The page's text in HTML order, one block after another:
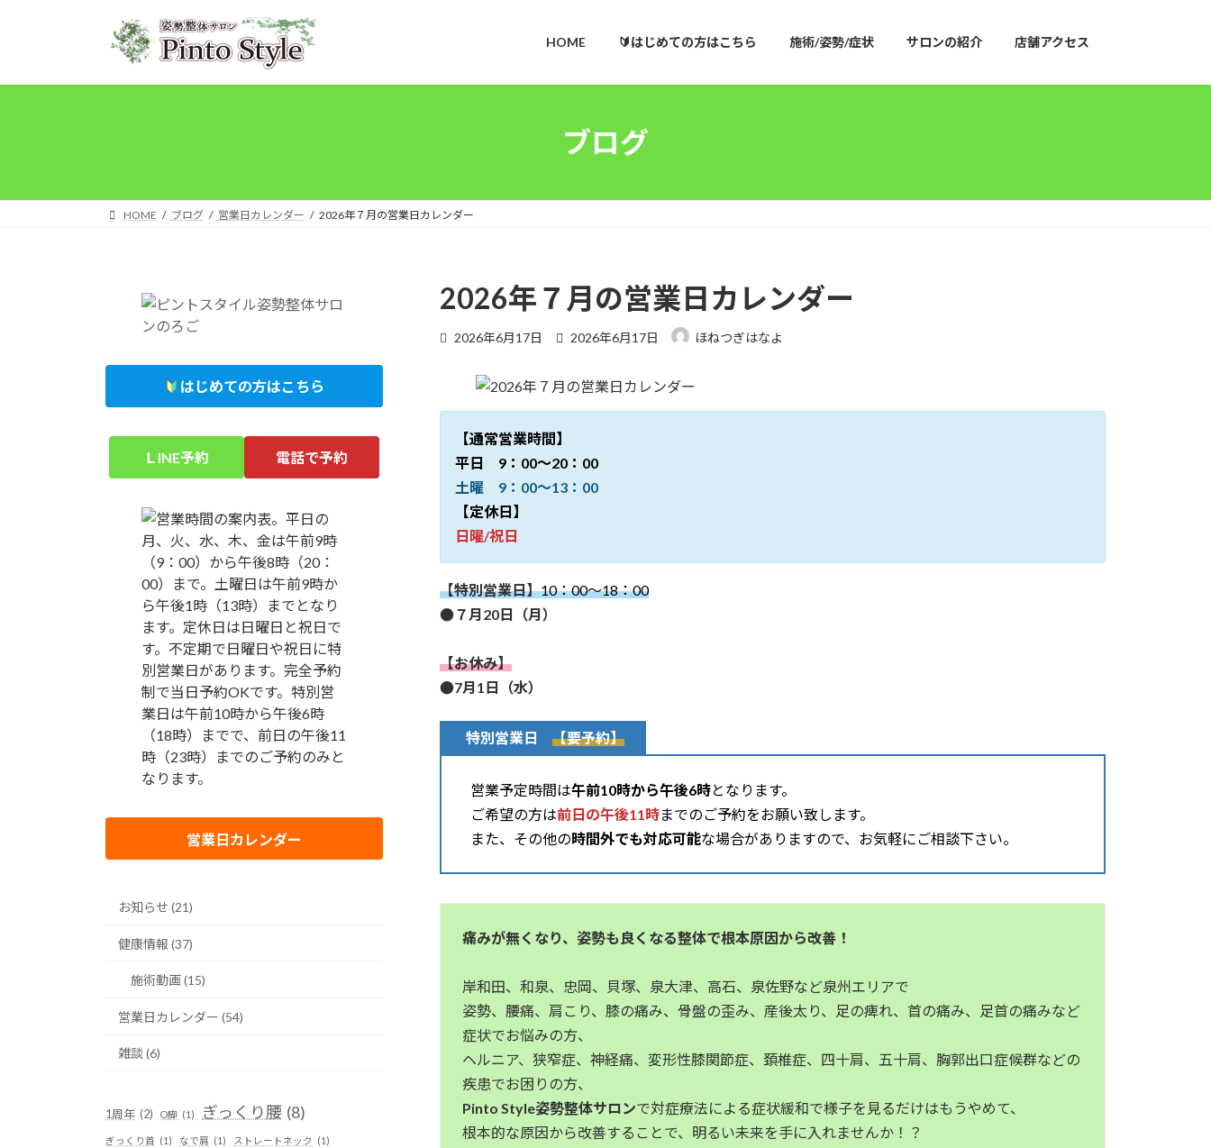
プ
動
HOME 🔰はじめての方はこちら 施術/姿勢/症状 サロンの紹介 店舗アクセス
ブログ
HOME ブログ 営業日カレンダー 2026年７月の営業日カレンダー
2026年７月の営業日カレンダー
2026年6月17日
最
新
2026年6月17日 ほねつぎはなよ
【通常営業時間】
平日 9：00～20：00
土曜 9：00～13：00
【定休日】
日曜/祝日
【特別営業日】10：00～18：00
●７月20日（月）
【お休み】
●7月1日（水）
特別営業日 【要予約】
営業予定時間は午前10時から午後6時となります。
ご希望の方は前日の午後11時までのご予約をお願い致します。
また、その他の時間外でも対応可能な場合がありますので、お気軽にご相談下さい。
痛みが無くなり、姿勢も良くなる整体で根本原因から改善！
岸和田、和泉、忠岡、貝塚、泉大津、高石、泉佐野など泉州エリアで
姿勢、腰痛、肩こり、膝の痛み、骨盤の歪み、産後太り、足の痺れ、首の痛み、足首の痛みなど
症状でお悩みの方、
ヘルニア、狭窄症、神経痛、変形性膝関節症、頚椎症、四十肩、五十肩、胸郭出口症候群などの
疾患でお困りの方、
Pinto Style姿勢整体サロンで対症療法による症状緩和で様子を見るだけはもうやめて、
根本的な原因から改善することで、明るい未来を手に入れませんか！？
はじめての方はこちら
ＬINE予約 電話で予約
営業日カレンダー
お知らせ (21)
健康情報 (37)
施術動画 (15)
営業日カレンダー (54)
雑談 (6)
1周年 (2) O脚 (1) ぎっくり腰 (8)
ぎっくり首 (1) なで肩 (1) ストレートネック (1)